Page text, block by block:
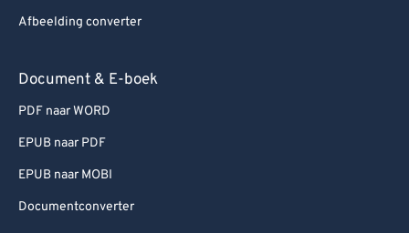
Afbeelding converter
Document & E-boek
PDF naar WORD
EPUB naar PDF
EPUB naar MOBI
Documentconverter